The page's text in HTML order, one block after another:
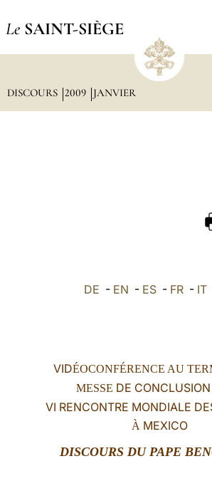
Le SAINT-SIÈGE
DISCOURS 2009 JANVIER
DE - EN - ES - FR - IT
VIDÉOCONFÉRENCE AU
MESSE DE
VI RENCONTRE MONDIALE
ÀMEXICO
DISCOURS DU PAPE